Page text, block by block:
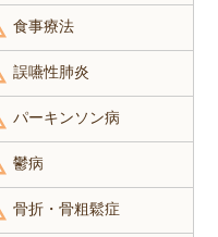
食事療法
誤嚥性肺炎
パーキンソン病
鬱病
骨折・骨粗鬆症